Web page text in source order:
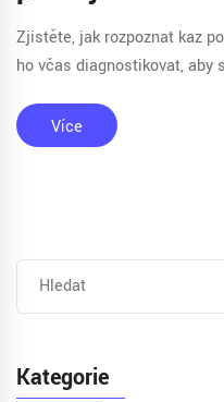
Zjistěte, jak rozpoznat kaz
ho včas diagnostikovat, aby
Více
Kategorie